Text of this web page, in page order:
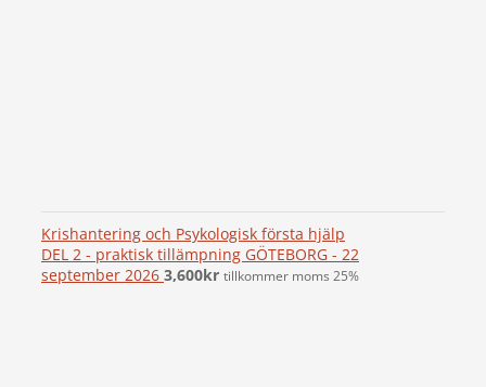
Krishantering och Psykologisk första hjälp
DEL 2 - praktisk tillämpning GÖTEBORG - 22
september 2026 3,600kr tillkommer moms 25%